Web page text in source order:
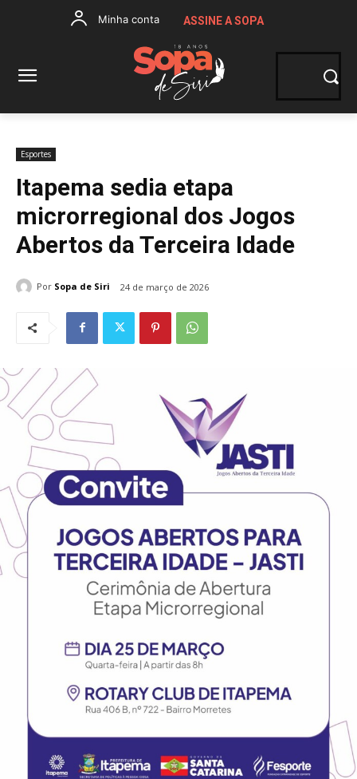
Minha conta ASSINE A SOPA
Esportes
Itapema sedia etapa
microrregional dos Jogos
Abertos da Terceira Idade
Por Sopa de Siri 24 de março de 2026